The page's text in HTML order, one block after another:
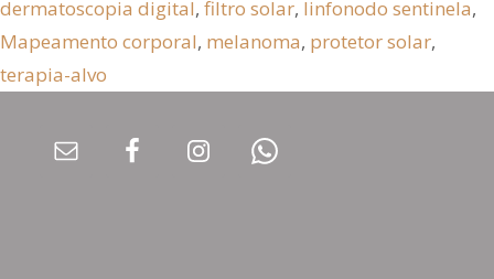
dermatoscopia digital, filtro solar, linfonodo sentinela,
Mapeamento corporal, melanoma, protetor solar,
terapia-alvo